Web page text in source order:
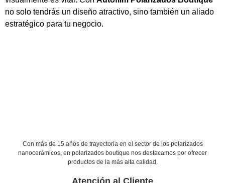
no solo tendrás un diseño atractivo, sino también un aliado
estratégico para tu negocio.
Con más de 15 años de trayectoria en el sector de los polarizados
nanocerámicos, en polarizados boutique nos destacamos por ofrecer
productos de la más alta calidad.